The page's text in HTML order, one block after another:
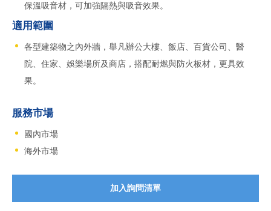
保溫吸音材，可加強隔熱與吸音效果。
適用範圍
各型建築物之內外牆，舉凡辦公大樓、飯店、百貨公司、醫
院、住家、娛樂場所及商店，搭配耐燃與防火板材，更具效
果。
服務市場
國內市場
海外市場
加入詢問清單